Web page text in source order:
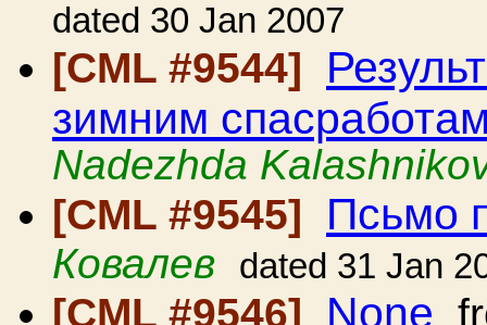
dated 30 Jan 2007
[CML #9544]
зимним
Nadezhda
[CML #9545]
Псьмо
Ковалев dated 31 Jan
[CML #9546] None